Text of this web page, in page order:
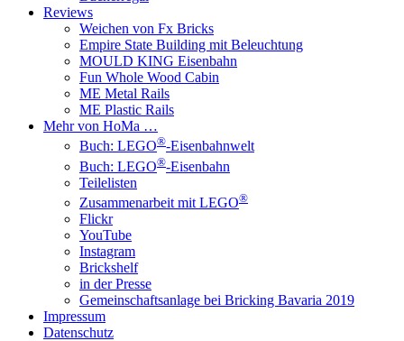
Reviews
Weichen von Fx Bricks
Empire State Building mit Beleuchtung
MOULD KING Eisenbahn
Fun Whole Wood Cabin
ME Metal Rails
ME Plastic Rails
Mehr von HoMa …
Buch: LEGO®-Eisenbahnwelt
Buch: LEGO®-Eisenbahn
Teilelisten
Zusammenarbeit mit LEGO®
Flickr
YouTube
Instagram
Brickshelf
in der Presse
Gemeinschaftsanlage bei Bricking Bavaria 2019
Impressum
Datenschutz